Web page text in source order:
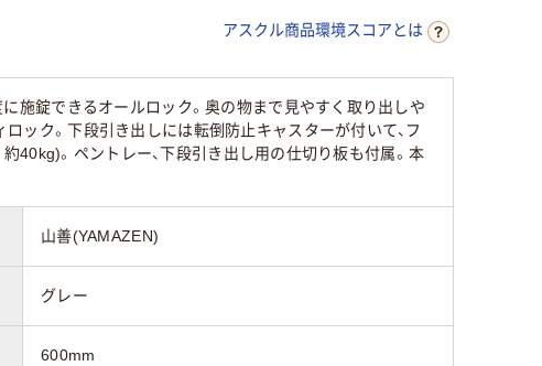
アスクル商品環境スコアとは
施錠できるオールロック。奥の物まで見やすく取り出しや
ック。下段引き出しには転倒防止キャスターが付いて、フ
40kg)。ペントレー、下段引き出し用の仕切り板も付属。本
山善(YAMAZEN)
グレー
600mm